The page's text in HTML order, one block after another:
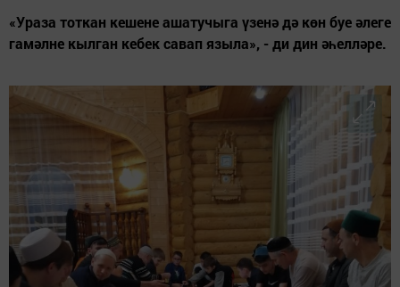
«Ураза тоткан кешене ашатучыга үзенә дә көн буе әлеге
гамәлне кылган кебек савап языла», - ди дин әһелләре.